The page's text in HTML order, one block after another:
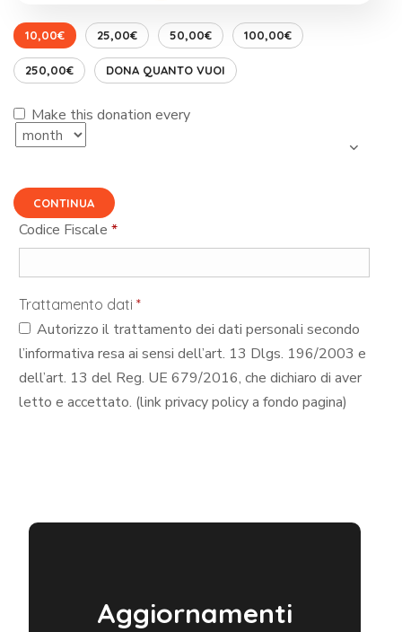
10,00€ 25,00€ 50,00€ 100,00€
250,00€ DONA QUANTO VUOI
Make this donation every
CONTINUA
Codice Fiscale*
Trattamento dati*
Autorizzo il trattamento dei dati personali secondo
l’informativa resa ai sensi dell’art. 13 Dlgs. 196/2003 e
dell’art. 13 del Reg. UE 679/2016, che dichiaro di aver
letto e accettato. (link privacy policy a fondo pagina)
Aggiornamenti